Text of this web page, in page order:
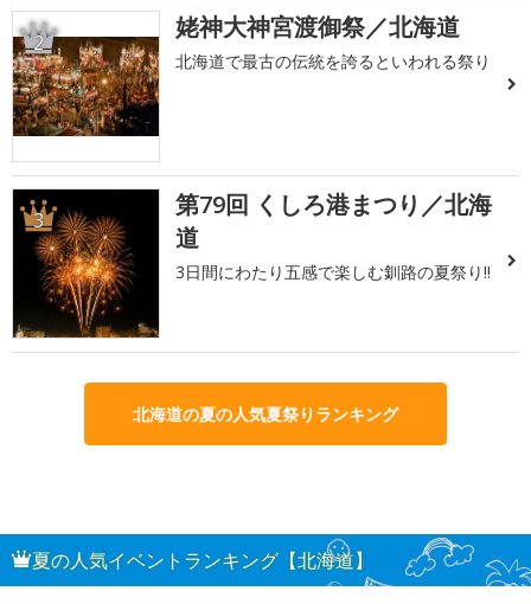
2 姥神大神宮渡御祭／北海道
北海道で最古の伝統を誇るといわれる祭り
3
第79回 くしろ港まつり／北海
道
3日間にわたり五感で楽しむ釧路の夏祭り!!
北海道の夏の人気夏祭りランキング
夏の人気イベントランキング【北海道】